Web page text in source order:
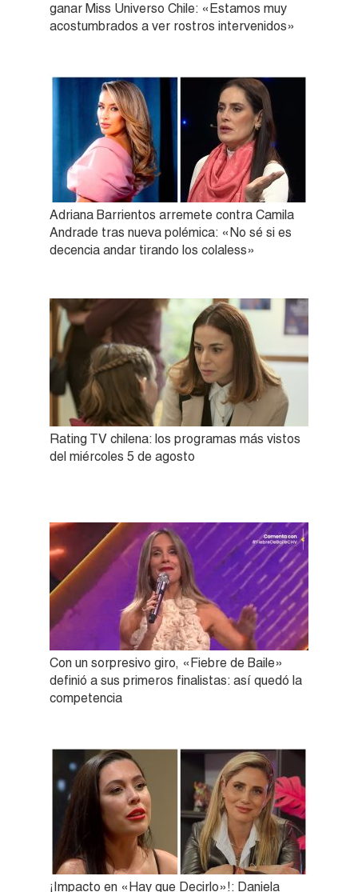
ganar Miss Universo Chile: «Estamos muy
acostumbrados a ver rostros intervenidos»
Adriana Barrientos arremete contra Camila
Andrade tras nueva polémica: «No sé si es
decencia andar tirando los colaless»
Rating TV chilena: los programas más vistos
del miércoles 5 de agosto
Con un sorpresivo giro, «Fiebre de Baile»
definió a sus primeros finalistas: así quedó la
competencia
¡Impacto en «Hay que Decirlo»!: Daniela